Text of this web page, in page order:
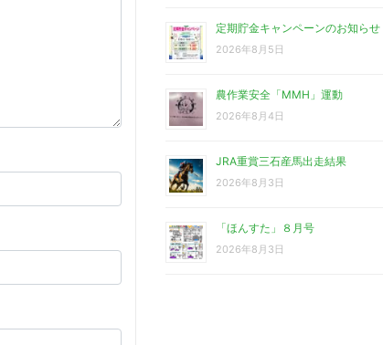
定期貯金キャンペーンのお知らせ
2026年8月5日
農作業安全「MMH」運動
2026年8月4日
JRA重賞三石産馬出走結果
2026年8月3日
「ほんすた」８月号
2026年8月3日